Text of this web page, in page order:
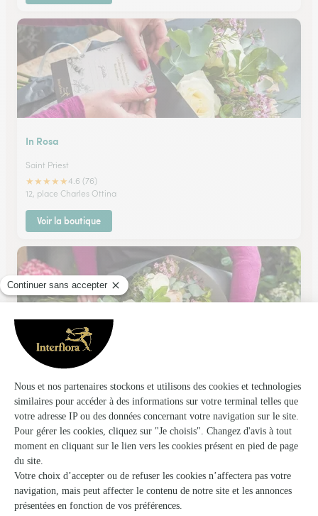
In Rosa
Saint Priest
★★★★★4.6 (76)
12, place Charles Ottina
Voir la boutique
Coeur de Fleurs Sas Jl Floraison
Decines Charpieu
★
52, route de Jonage
Voir la boutique